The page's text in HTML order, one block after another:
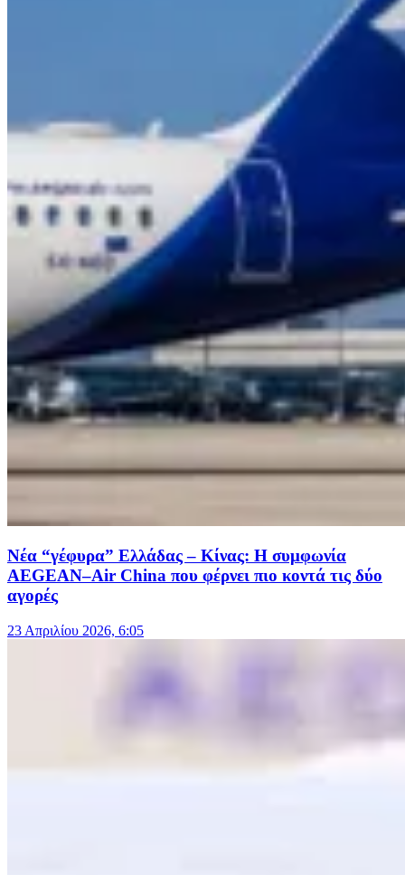
Νέα “γέφυρα” Ελλάδας – Κίνας: Η συμφωνία
AEGEAN–Air China που φέρνει πιο κοντά τις δύο
αγορές
23 Απριλίου 2026, 6:05